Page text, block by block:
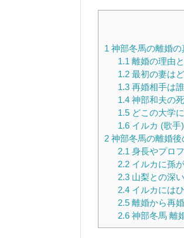
1 神部冬馬の離婚
1.1 離婚の理由
1.2最初の妻は
1.3再婚相手は
1.4神部和夫の
1.5どこの大学
1.6イルカ (歌手
2 神部冬馬の離婚
2.1 身長やプロ
2.2イルカに孫
2.3山梨との深
2.4イルカには
2.5離婚から再
2.6神部冬馬 離